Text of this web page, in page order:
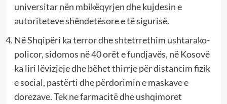
universitar nën mbikëqyrjen dhe kujdesin e
autoriteteve shëndetësore e të sigurisë.
Në Shqipëri ka terror dhe shtetrrethim ushtarako-
policor, sidomos në 40 orët e fundjavës, në Kosovë
ka liri lëvizjeje dhe bëhet thirrje për distancim fizik
e social, pastërti dhe përdorimin e maskave e
dorezave. Tek ne farmacitë dhe ushqimoret